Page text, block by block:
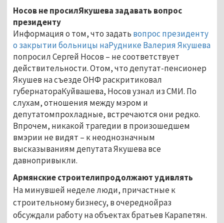
Носов не просилЯкушева задавать вопрос
президенту
Информация о том, что задать вопрос президенту
о закрытии больницы наРуднике Валерия Якушева
попросил Сергей Носов – не соответствует
действительности. Отом, что депутат-пенсионер
Якушев на съезде ОНФ раскритиковал
губернатораКуйвашева, Носов узнал из СМИ. По
слухам, отношения между мэром и
депутатомпрохладные, встречаются они редко.
Впрочем, никакой трагедии в произошедшем
вмэрии не видят – к неоднозначным
высказываниям депутата Якушева все
давнопривыкли.
Армянские строителипродолжают удивлять
На минувшей неделе люди, причастные к
строительному бизнесу, в очереднойраз
обсуждали работу на объектах братьев Карапетян.